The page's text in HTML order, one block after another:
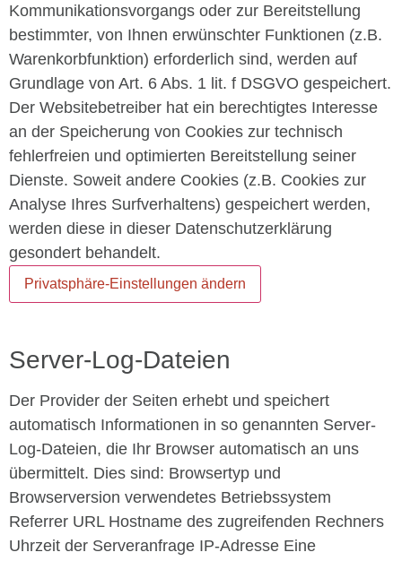
Kommunikationsvorgangs oder zur Bereitstellung
bestimmter, von Ihnen erwünschter Funktionen (z.B.
Warenkorbfunktion) erforderlich sind, werden auf
Grundlage von Art. 6 Abs. 1 lit. f DSGVO gespeichert.
Der Websitebetreiber hat ein berechtigtes Interesse
an der Speicherung von Cookies zur technisch
fehlerfreien und optimierten Bereitstellung seiner
Dienste. Soweit andere Cookies (z.B. Cookies zur
Analyse Ihres Surfverhaltens) gespeichert werden,
werden diese in dieser Datenschutzerklärung
gesondert behandelt.
Privatsphäre-Einstellungen ändern
Server-Log-Dateien
Der Provider der Seiten erhebt und speichert
automatisch Informationen in so genannten Server-
Log-Dateien, die Ihr Browser automatisch an uns
übermittelt. Dies sind: Browsertyp und
Browserversion verwendetes Betriebssystem
Referrer URL Hostname des zugreifenden Rechners
Uhrzeit der Serveranfrage IP-Adresse Eine